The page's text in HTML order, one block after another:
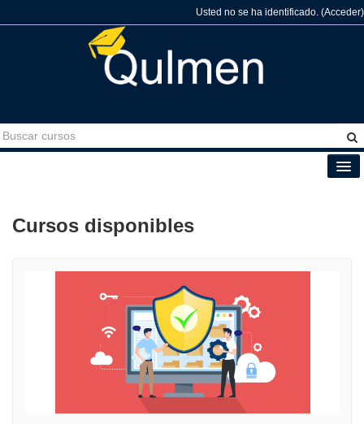
Usted no se ha identificado. (Acceder)
Cursos disponibles